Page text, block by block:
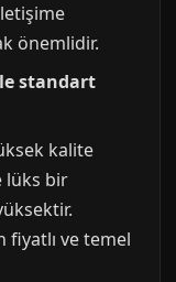
önemlidir.
standart
kalite
lüks bir
ve temel